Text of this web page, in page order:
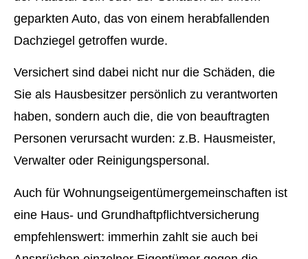
geparkten Auto, das von einem herabfallenden
Dachziegel getroffen wurde.
Versichert sind dabei nicht nur die Schäden, die
Sie als Hausbesitzer persönlich zu verantworten
haben, sondern auch die, die von beauftragten
Per­sonen verursacht wurden: z.B. Hausmeister,
Verwalter oder Reinigungspersonal.
Auch für Wohnungseigentümergemeinschaften ist
eine Haus- und Grundhaftpflichtversicherung
empfehlenswert: immerhin zahlt sie auch bei